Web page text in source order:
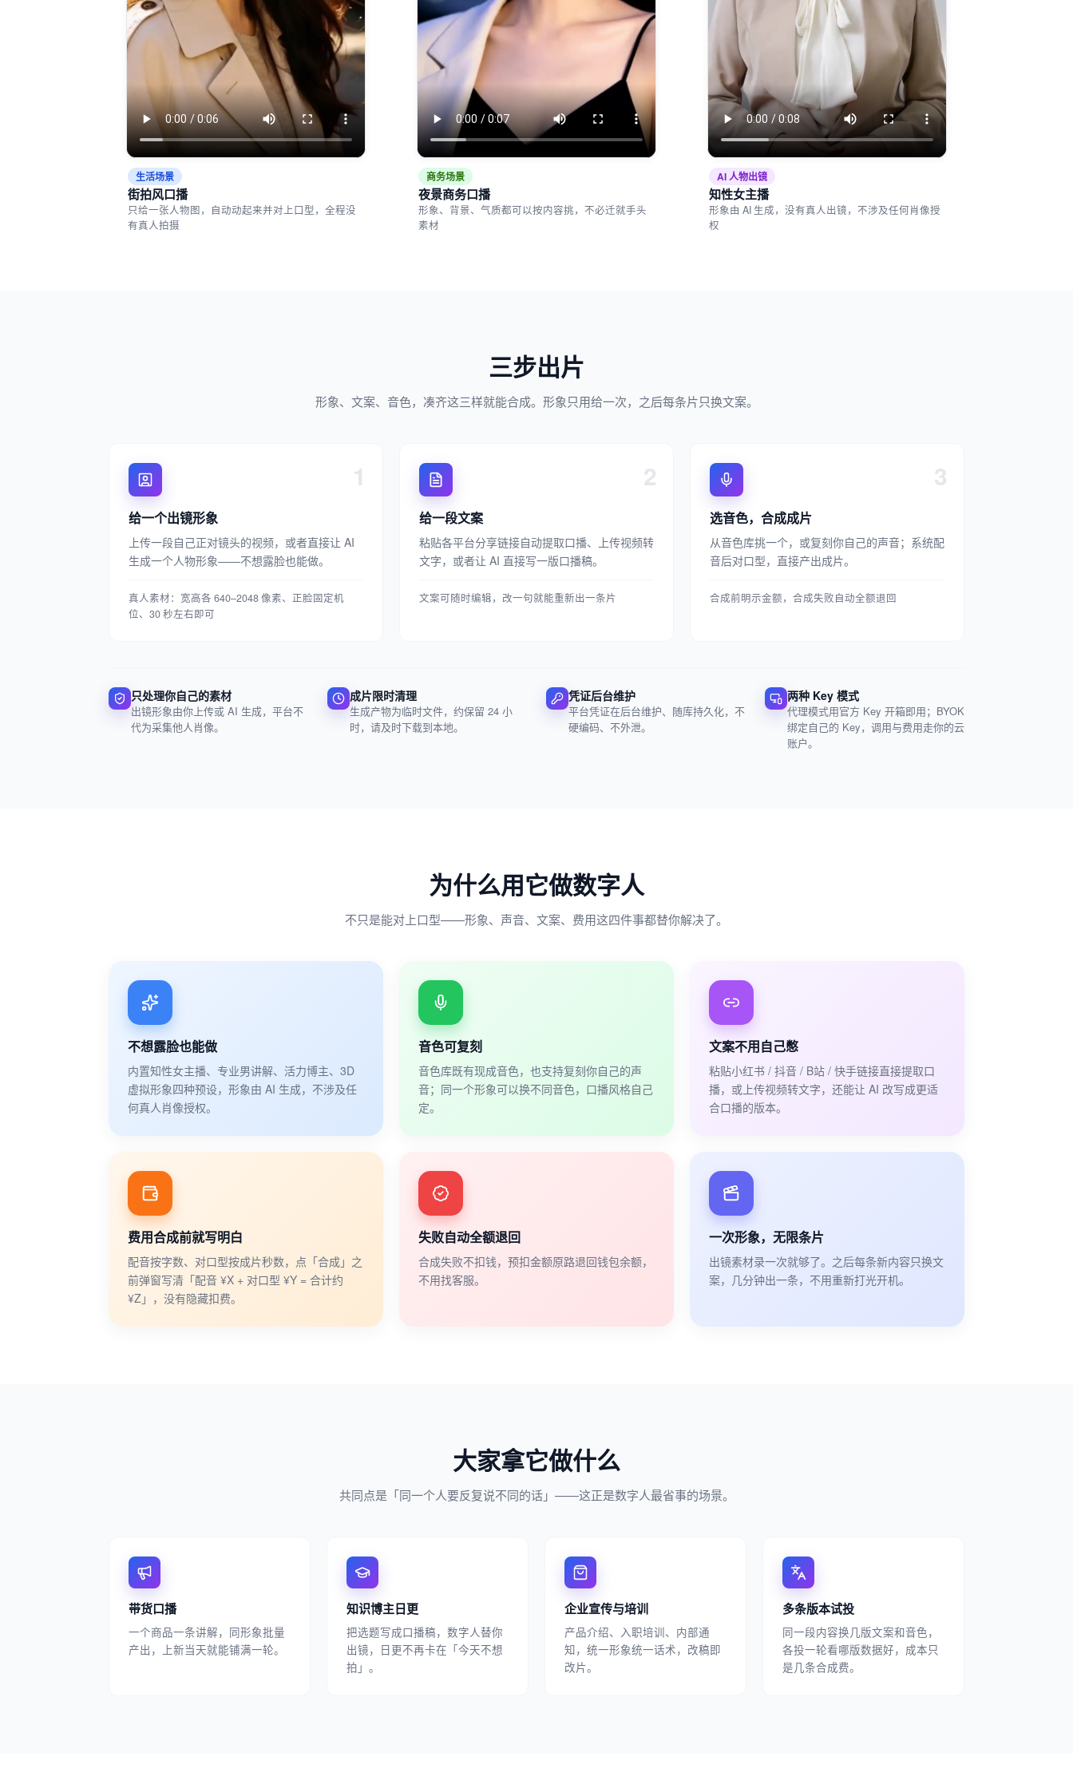
生活场景
街拍风口播
只给一张人物图，自动动起来并对上口型，全程没
有真人拍摄
商务场景
夜景商务口播
形象、背景、气质都可以按内容挑，不必迁就手头
素材
AI 人物出镜
知性女主播
形象由 AI 生成，没有真人出镜，不涉及任何肖像授
权
三步出片
形象、文案、音色，凑齐这三样就能合成。形象只用给一次，之后每条片只换文案。
1
给一个出镜形象
上传一段自己正对镜头的视频，或者直接让 AI
生成一个人物形象——不想露脸也能做。
真人素材：宽高各 640–2048 像素、正脸固定机
位、30 秒左右即可
2
给一段文案
粘贴各平台分享链接自动提取口播、上传视频转
文字，或者让 AI 直接写一版口播稿。
文案可随时编辑，改一句就能重新出一条片
3
选音色，合成成片
从音色库挑一个，或复刻你自己的声音；系统配
音后对口型，直接产出成片。
合成前明示金额，合成失败自动全额退回
只处理你自己的素材
出镜形象由你上传或 AI 生成，平台不
代为采集他人肖像。
成片限时清理
生成产物为临时文件，约保留 24 小
时，请及时下载到本地。
凭证后台维护
平台凭证在后台维护、随库持久化，不
硬编码、不外泄。
两种 Key 模式
代理模式用官方 Key 开箱即用；BYOK
绑定自己的 Key，调用与费用走你的云
账户。
为什么用它做数字人
不只是能对上口型——形象、声音、文案、费用这四件事都替你解决了。
不想露脸也能做
内置知性女主播、专业男讲解、活力博主、3D
虚拟形象四种预设，形象由 AI 生成，不涉及任
何真人肖像授权。
音色可复刻
音色库既有现成音色，也支持复刻你自己的声
音；同一个形象可以换不同音色，口播风格自己
定。
文案不用自己憋
粘贴小红书 / 抖音 / B站 / 快手链接直接提取口
播，或上传视频转文字，还能让 AI 改写成更适
合口播的版本。
费用合成前就写明白
配音按字数、对口型按成片秒数，点「合成」之
前弹窗写清「配音 ¥X + 对口型 ¥Y = 合计约
¥Z」，没有隐藏扣费。
失败自动全额退回
合成失败不扣钱，预扣金额原路退回钱包余额，
不用找客服。
一次形象，无限条片
出镜素材录一次就够了。之后每条新内容只换文
案，几分钟出一条，不用重新打光开机。
大家拿它做什么
共同点是「同一个人要反复说不同的话」——这正是数字人最省事的场景。
带货口播
一个商品一条讲解，同形象批量
产出，上新当天就能铺满一轮。
知识博主日更
把选题写成口播稿，数字人替你
出镜，日更不再卡在「今天不想
拍」。
企业宣传与培训
产品介绍、入职培训、内部通
知，统一形象统一话术，改稿即
改片。
多条版本试投
同一段内容换几版文案和音色，
各投一轮看哪版数据好，成本只
是几条合成费。